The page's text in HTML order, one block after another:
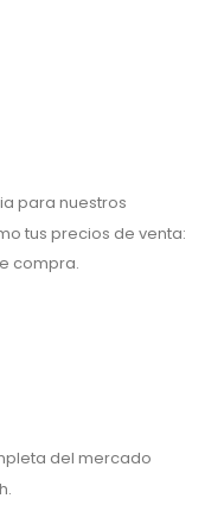
para nuestros
tus precios de venta:
compra.
del mercado